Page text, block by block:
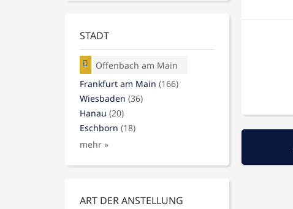
STADT
Offenbach am Main
Frankfurt am Main (166)
Wiesbaden (36)
Hanau (20)
Eschborn (18)
mehr »
ART DER ANSTELLUNG